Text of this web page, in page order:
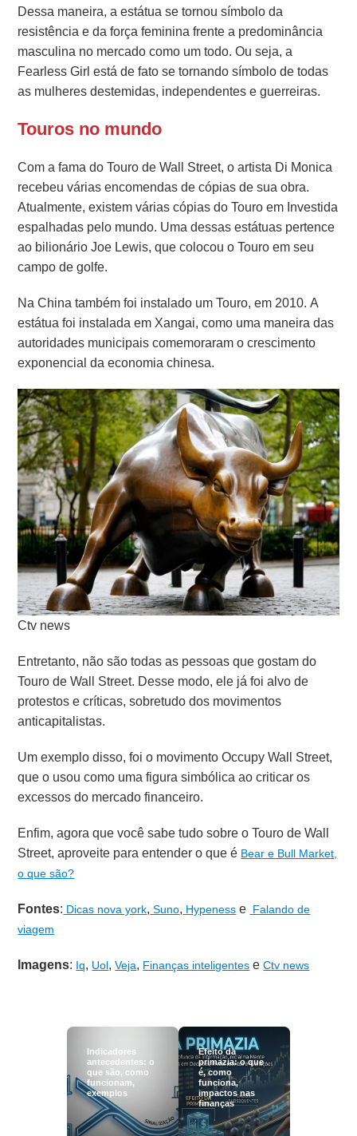
Dessa maneira, a estátua se tornou símbolo da
resistência e da força feminina frente a predominância
masculina no mercado como um todo. Ou seja, a
Fearless Girl está de fato se tornando símbolo de todas
as mulheres destemidas, independentes e guerreiras.
Touros no mundo
Com a fama do Touro de Wall Street, o artista Di Monica
recebeu várias encomendas de cópias de sua obra.
Atualmente, existem várias cópias do Touro em Investida
espalhadas pelo mundo. Uma dessas estátuas pertence
ao bilionário Joe Lewis, que colocou o Touro em seu
campo de golfe.
Na China também foi instalado um Touro, em 2010. A
estátua foi instalada em Xangai, como uma maneira das
autoridades municipais comemoraram o crescimento
exponencial da economia chinesa.
Ctv news
Entretanto, não são todas as pessoas que gostam do
Touro de Wall Street. Desse modo, ele já foi alvo de
protestos e críticas, sobretudo dos movimentos
anticapitalistas.
Um exemplo disso, foi o movimento Occupy Wall Street,
que o usou como uma figura simbólica ao criticar os
excessos do mercado financeiro.
Enfim, agora que você sabe tudo sobre o Touro de Wall
Street, aproveite para entender o que é Bear e Bull Market,
o que são?
Fontes: Dicas nova york, Suno, Hypeness e Falando de
viagem
Imagens: Iq, Uol,Veja, Finanças inteligentes eCtv news
Indicadores
antecedentes: o
que são, como
funcionam,
exemplos
Efeito da
primazia: o que
é, como
funciona,
impactos nas
finanças